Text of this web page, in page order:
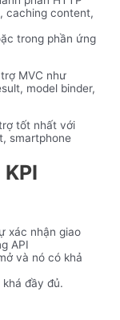
caching content,
trong phần ứng
MVC như
model binder,
tốt nhất với
smartphone
xác nhận giao
API
và nó có khả
đầy đủ.